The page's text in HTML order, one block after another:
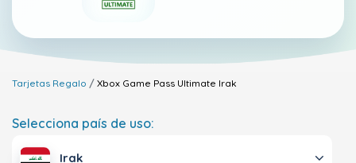
Tarjetas Regalo Xbox Game Pass Ultimate Irak
Selecciona país de uso:
Irak